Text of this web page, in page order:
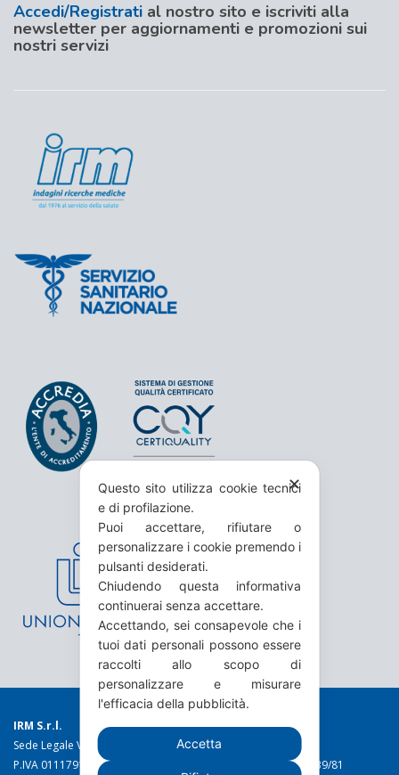
Accedi/Registrati al nostro sito e iscriviti alla
newsletter per aggiornamenti e promozioni sui
nostri servizi
IRM S.r.l.
Sede Legale Via Torino 19 - 10044 Pianezza (TO)
P.IVA 01117910016 C.C.I.A.A. n. 49973 Reg. Trib. Torino n. 1639/81
✕
Questo sito utilizza cookie tecnici
e di profilazione.
Puoi accettare, rifiutare o
personalizzare i cookie premendo i
pulsanti desiderati.
Chiudendo questa informativa
continuerai senza accettare.
Accettando, sei consapevole che i
tuoi dati personali possono essere
raccolti allo scopo di
personalizzare e misurare
l'efficacia della pubblicità.
Accetta